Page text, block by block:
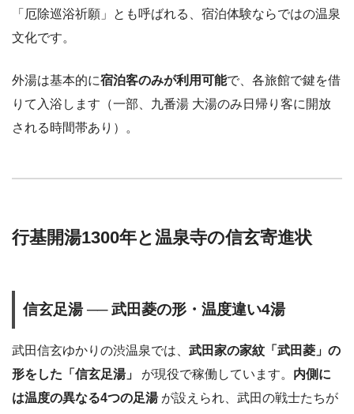
「厄除巡浴祈願」とも呼ばれる、宿泊体験ならではの温泉
文化です。
外湯は基本的に宿泊客のみが利用可能で、各旅館で鍵を借
りて入浴します（一部、九番湯 大湯のみ日帰り客に開放
される時間帯あり）。
行基開湯1300年と温泉寺の信玄寄進状
信玄足湯 ── 武田菱の形・温度違い4湯
武田信玄ゆかりの渋温泉では、 武田家の家紋「武田菱」の
形をした「信玄足湯」
が現役で稼働しています。 内側に
は温度の異なる4つの足湯が設えられ、武田の戦士たちが